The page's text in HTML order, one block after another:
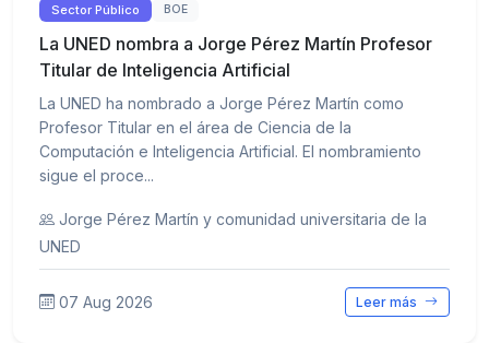
Sector Público BOE
La UNED nombra a Jorge Pérez Martín Profesor
Titular de Inteligencia Artificial
La UNED ha nombrado a Jorge Pérez Martín como
Profesor Titular en el área de Ciencia de la
Computación e Inteligencia Artificial. El nombramiento
sigue el proce...
Jorge Pérez Martín y comunidad universitaria de la
UNED
07 Aug 2026 Leer más